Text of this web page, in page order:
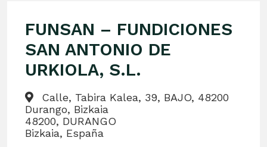
Asociaciones
Fundidores
FUNSAN – FUNDICIONES
SAN ANTONIO DE
URKIOLA, S.L.
Calle, Tabira Kalea, 39, BAJO, 48200
Durango, Bizkaia
48200, DURANGO
Bizkaia, España